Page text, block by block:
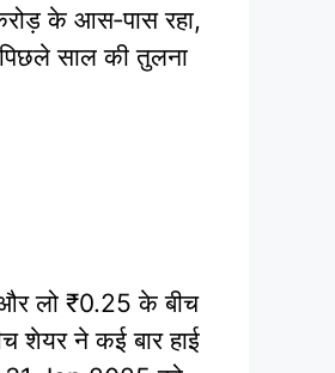
के आस‑पास रहा,
साल की तुलना
लो ₹0.25 के बीच
शेयर ने कई बार हाई